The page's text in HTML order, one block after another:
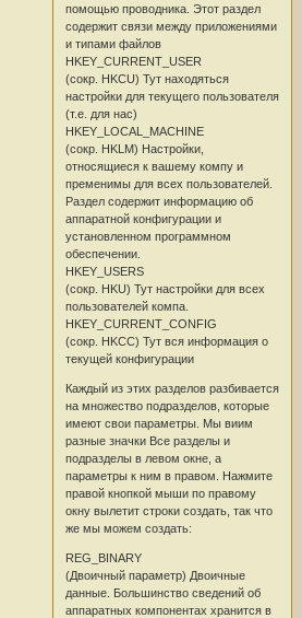
помощью проводника. Этот раздел
содержит связи между приложениями
и типами файлов
HKEY_CURRENT_USER
(сокр. HKCU) Тут находяться
настройки для текущего пользователя
(т.е. для нас)
HKEY_LOCAL_MACHINE
(сокр. HKLM) Настройки,
относящиеся к вашему компу и
пременимы для всех пользователей.
Раздел содержит информацию об
аппаратной конфигурации и
установленном программном
обеспечении.
HKEY_USERS
(сокр. HKU) Тут настройки для всех
пользователей компа.
HKEY_CURRENT_CONFIG
(сокр. HKCC) Тут вся информация о
текущей конфигурации
Каждый из этих разделов разбивается
на множество подразделов, которые
имеют свои параметры. Мы виим
разные значки Все разделы и
подразделы в левом окне, а
параметры к ним в правом. Нажмите
правой кнопкой мыши по правому
окну вылетит строки создать, так что
же мы можем создать:
REG_BINARY
(Двоичный параметр) Двоичные
данные. Большинство сведений об
аппаратных компонентах хранится в